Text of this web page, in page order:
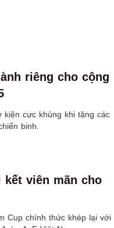
riêng cho cộng
kiện cực khủng khi tặng các
binh.
kết viên mãn cho
Cup chính thức khép lại với